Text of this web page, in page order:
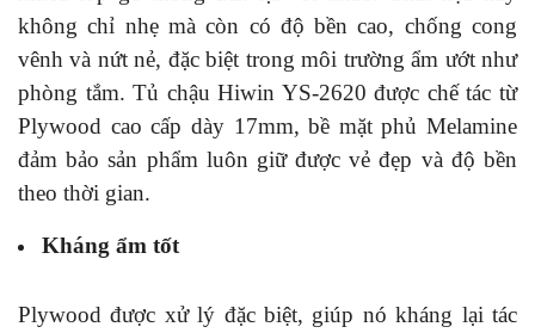
không chỉ nhẹ mà còn có độ bền cao, chống cong
vênh và nứt nẻ, đặc biệt trong môi trường ẩm ướt như
phòng tắm. Tủ chậu Hiwin YS-2620 được chế tác từ
Plywood cao cấp dày 17mm, bề mặt phủ Melamine
đảm bảo sản phẩm luôn giữ được vẻ đẹp và độ bền
theo thời gian.
Kháng ẩm tốt
Plywood được xử lý đặc biệt, giúp nó kháng lại tác